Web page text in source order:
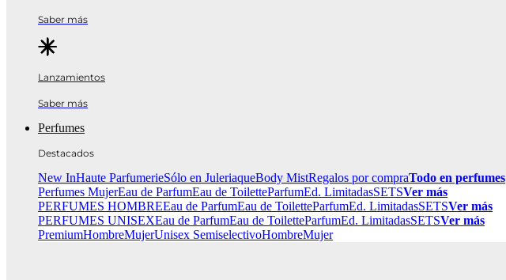
Saber más
Lanzamientos
Saber más
Perfumes
Destacados
New InHaute ParfumerieSólo en JuleriaqueBody MistRegalos por compraTodo en perfumes
Perfumes MujerEau de ParfumEau de ToiletteParfumEd. LimitadasSETSVer más
PERFUMES HOMBREEau de ParfumEau de ToiletteParfumEd. LimitadasSETSVer más
PERFUMES UNISEXEau de ParfumEau de ToiletteParfumEd. LimitadasSETSVer más
PremiumHombreMujerUnisex SemiselectivoHombreMujer